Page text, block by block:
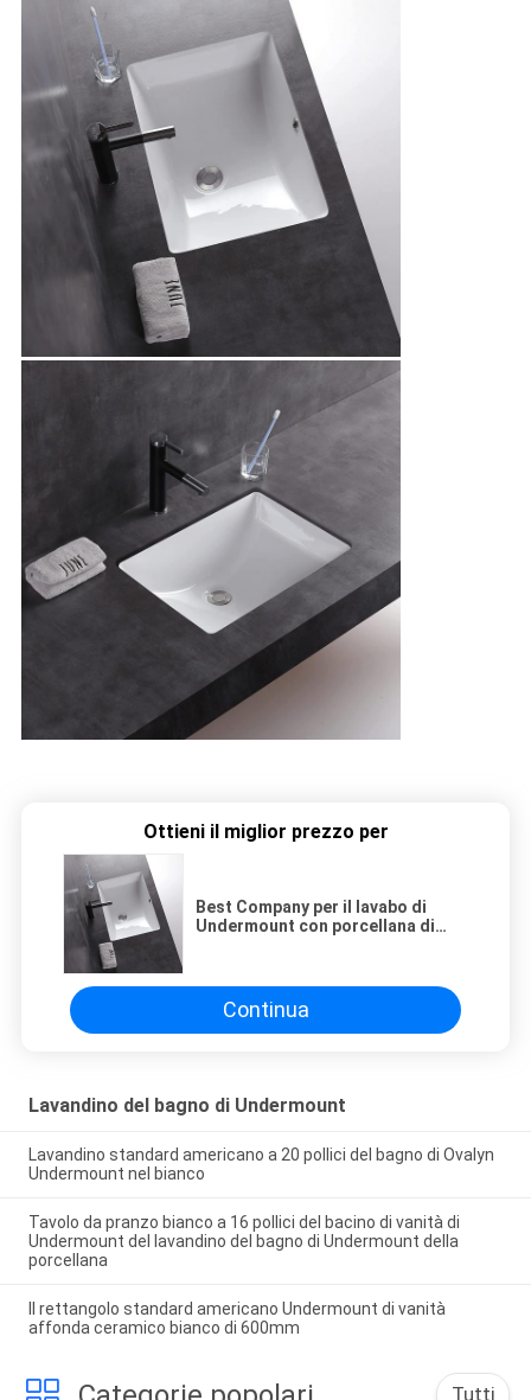
Ottieni il miglior prezzo per
Best Company per il lavabo di
Undermount con porcellana di
Continua
Lavandino del bagno di Undermount
Lavandino standard americano a 20 pollici del bagno di Ovalyn
Undermount nel bianco
Tavolo da pranzo bianco a 16 pollici del bacino di vanità di
Undermount del lavandino del bagno di Undermount della
porcellana
Il rettangolo standard americano Undermount di vanità
affonda ceramico bianco di 600mm
Tutti